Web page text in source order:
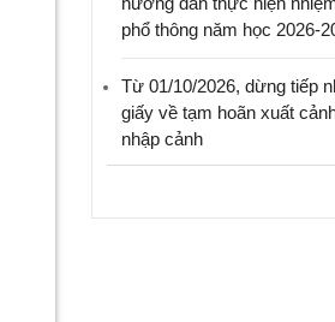
phổ thông năm học 2026-
Từ 01/10/2026, dừng tiếp
giấy về tạm hoãn xuất
nhập cảnh